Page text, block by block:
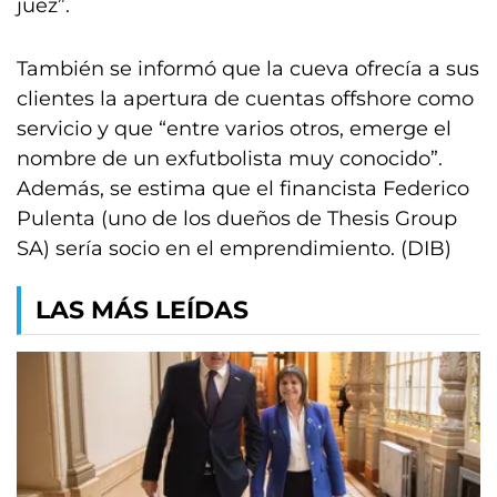
juez”.
También se informó que la cueva ofrecía a sus
clientes la apertura de cuentas offshore como
servicio y que “entre varios otros, emerge el
nombre de un exfutbolista muy conocido”.
Además, se estima que el financista Federico
Pulenta (uno de los dueños de Thesis Group
SA) sería socio en el emprendimiento. (DIB)
LAS MÁS LEÍDAS